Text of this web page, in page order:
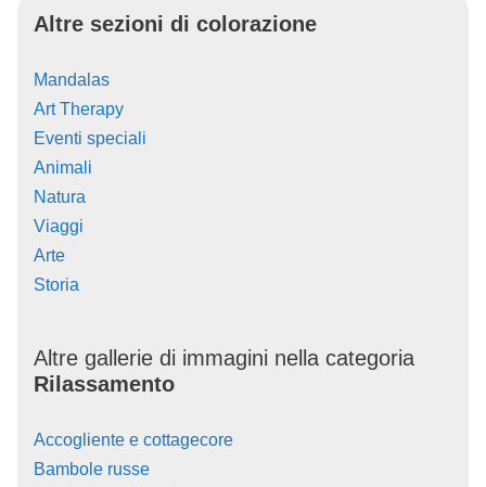
Altre sezioni di colorazione
Mandalas
Art Therapy
Eventi speciali
Animali
Natura
Viaggi
Arte
Storia
Altre gallerie di immagini nella categoria
Rilassamento
Accogliente e cottagecore
Bambole russe